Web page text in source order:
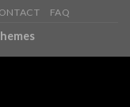
FAQ